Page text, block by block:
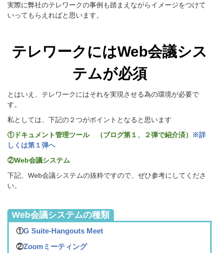
実際に弊社のテレワークの事例も踏まえながらイメージをつけて
いってもらえればと思います。
テレワークにはWeb会議シス
テムが必須
とはいえ、テレワークにはそれを実現させる為の環境が必要で
す。
私としては、下記の２つがポイントとなると思います
①ドキュメント管理ツール （ブログ第１、２弾で紹介済）
※詳
しくは第１弾へ
②Web会議システム
下記、 Web会議システムの抜粋ですので、ぜひ参考にしてくださ
い。
Web会議システムの種類
①G Suite-Hangouts Meet
②Zoomミーティング